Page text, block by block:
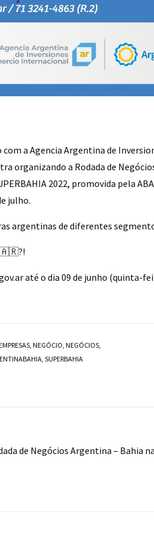
a Agencia Argentina de
organizando a Rodada de
2022, promovida pela
julho.
argentinas de diferentes
🇦🇷?!
até o dia 09 de junho (quinta-
EMPRESAS, NEGÓCIO, NEGÓCIOS,
, SUPERBAHIA
de Negócios Argentina – Bahia